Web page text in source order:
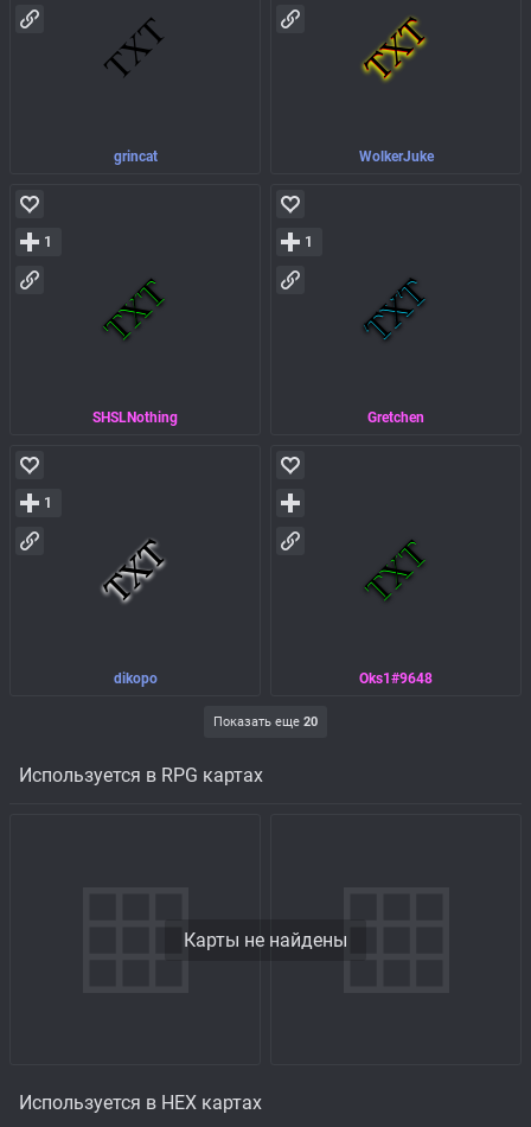
grincat WolkerJuke
SHSLNothing
1
Gretchen
1
dikopo
1
Oks1#9648
Показать еще 20
Используется в RPG картах
Карты не найдены
Используется в HEX картах